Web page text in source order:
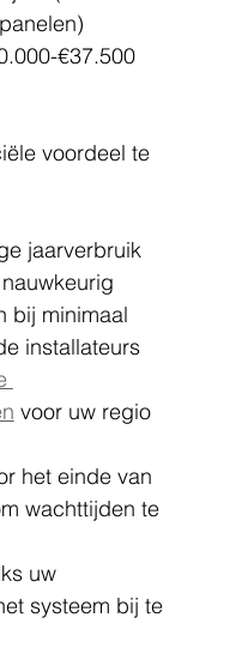
€37.500
voordeel te
jaarverbruik
bij minimaal
installateurs
voor uw regio
het einde van
wachttijden te
uw
systeem bij te